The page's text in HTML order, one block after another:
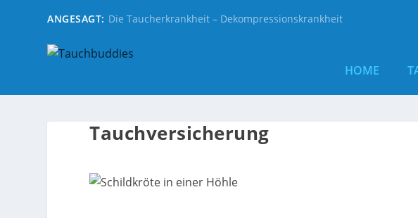
ANGESAGT: Die Taucherkrankheit – Dekompressionskrankheit
HOME
Tauchversicherung